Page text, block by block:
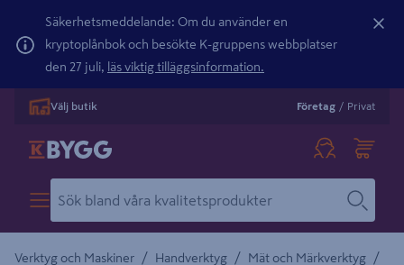
Säkerhetsmeddelande: Om du använder en
kryptoplånbok och besökte K-gruppens webbplatser
den 27 juli, läs viktig tilläggsinformation.
Välj butik Företag / Privat
Verktyg och Maskiner / Handverktyg / Mät och Märkverktyg /